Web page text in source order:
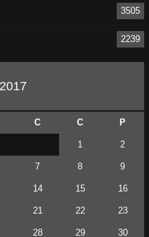
3505
2239
C C P
1 2
7 8 9
14 15 16
21 22 23
28 29 30